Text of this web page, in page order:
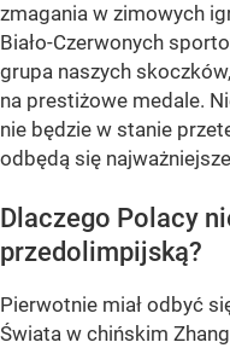
zmagania w zimowych
Biało-Czerwonych
grupa naszych
na prestiżowe medale.
nie będzie w stanie
odbędą się
Dlaczego Polacy
przedolimpijską?
Pierwotnie miał odbyć
Świata w chińskim